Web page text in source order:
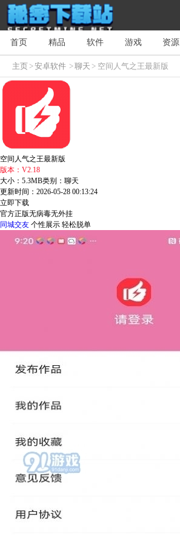
首页 精品 软件 游戏 资源
主页>安卓软件 >聊天 > 空间人气之王最新版
空间人气之王最新版
版本：V2.18
大小：5.3MB类别：聊天
更新时间：2026-05-28 00:13:24
立即下载
官方正版无病毒无外挂
同城交友 个性展示 轻松脱单